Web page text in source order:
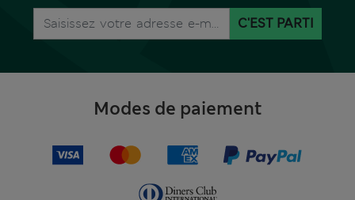
C'EST PARTI
Modes de paiement